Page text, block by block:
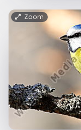
Zoom